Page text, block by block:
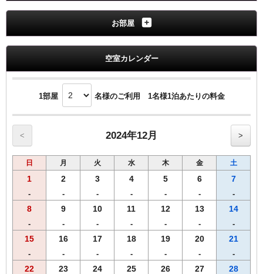
お部屋
空室カレンダー
1部屋 名様のご利用 1名様1泊あたりの料金
< 2024年12月 >
日 月 火 水 木 金 土
1
-
2
-
3
-
4
-
5
-
6
-
7
-
8
-
9
-
10
-
11
-
12
-
13
-
14
-
15
-
16
-
17
-
18
-
19
-
20
-
21
-
22 23 24 25 26 27 28